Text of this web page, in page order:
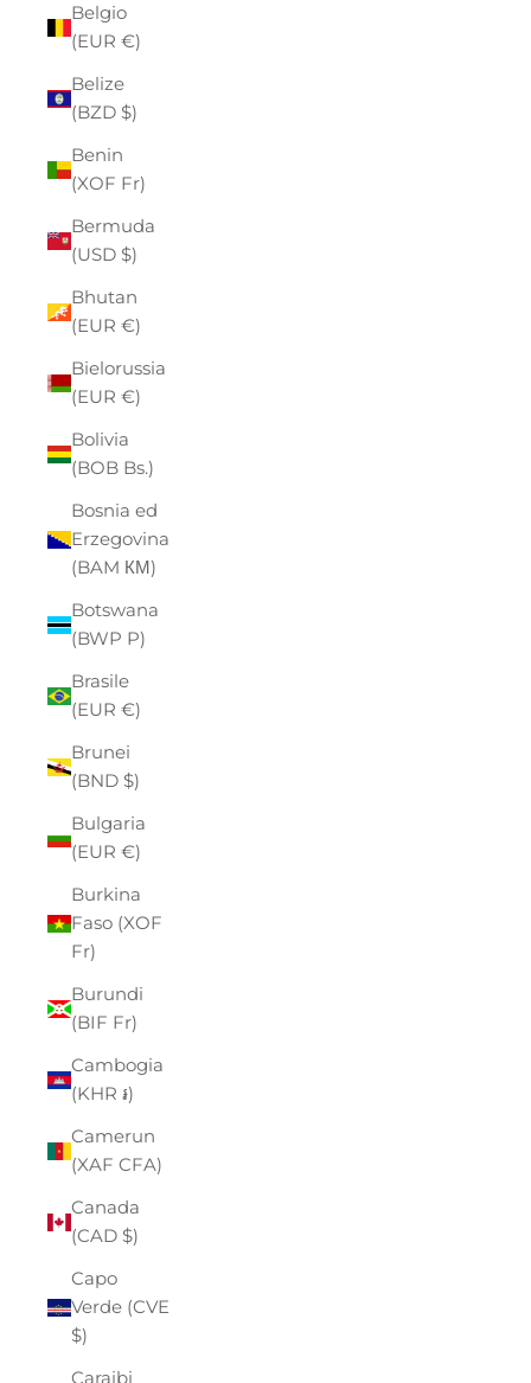
Belgio
(EUR €)
Belize
(BZD $)
Benin
(XOF Fr)
Bermuda
(USD $)
Bhutan
(EUR €)
Bielorussia
(EUR €)
Bolivia
(BOB Bs.)
Bosnia ed
Erzegovina
(BAM КМ)
Botswana
(BWP P)
Brasile
(EUR €)
Brunei
(BND $)
Bulgaria
(EUR €)
Burkina
Faso (XOF
Fr)
Burundi
(BIF Fr)
Cambogia
(KHR ៛)
Camerun
(XAF CFA)
Canada
(CAD $)
Capo
Verde (CVE
$)
Caraibi